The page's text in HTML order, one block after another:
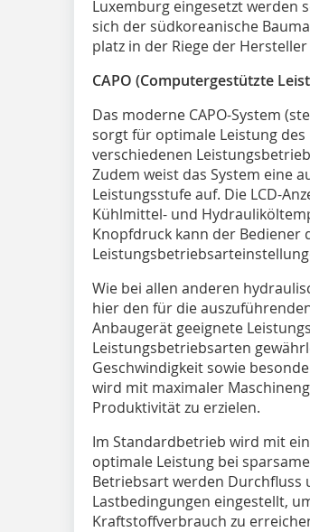
Luxemburg eingesetzt werden
sich der südkoreanische
platz in der Riege der
CAPO (Computergestützte
Das moderne CAPO-System
sorgt für optimale Leistung
verschiedenen
Zudem weist das System eine
Leistungsstufe auf. Die LCD-
Kühlmittel- und
Knopfdruck kann der
Wie bei allen anderen
hier den für die
Anbaugerät geeignete
Leistungsbetriebsarten
Geschwindigkeit sowie
wird mit maximaler
Produktivität zu erzielen.
Im Standardbetrieb wird mit
optimale Leistung bei
Betriebsart werden Durchfluss
Lastbedingungen eingestellt,
Kraftstoffverbrauch zu